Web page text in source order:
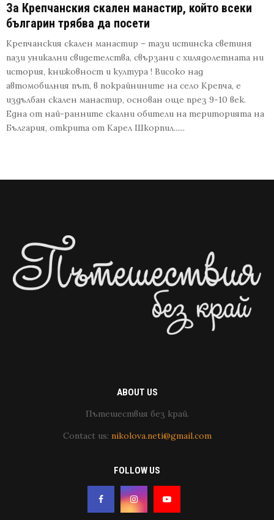
За Крепчанския скален манастир, който всеки
българин трябва да посети
Крепчанския скален манастир – тази истинска светиня
пази уникални свидетелства, свързани с хилядолетната ни
история, книжовност и култура ! Високо над
автомобилния път, в покрайнините на село Крепча, е
издълбан скален манастир, основан още през 9-10 век.
Една от най-ранните скални обители на територията на
България, открита от Карел Шкорпил......
ABOUT US
Пътешествия без край.
Contact us: nikolova.neti@gmail.com
FOLLOW US